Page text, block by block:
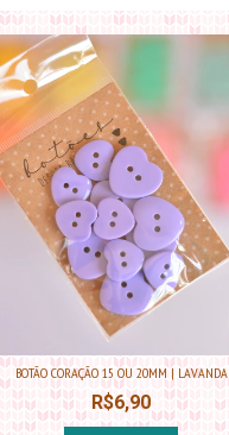
BOTÃO CORAÇÃO 15 OU 20MM | LAVANDA
R$6,90